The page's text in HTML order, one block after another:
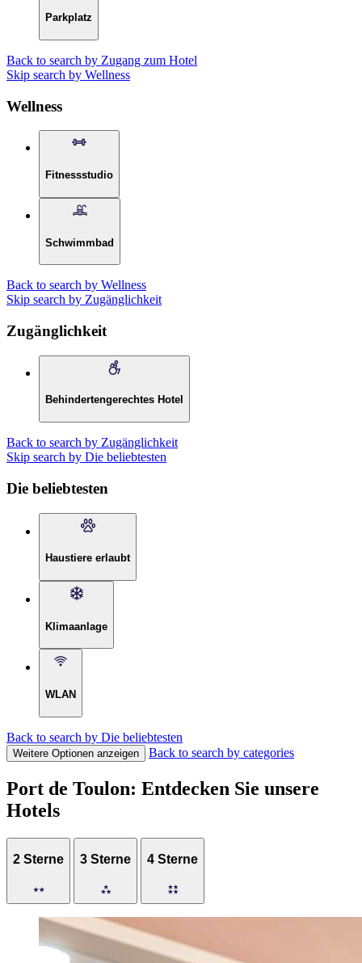
Parkplatz
Back to search by Zugang zum Hotel
Skip search by Wellness
Wellness
Fitnessstudio
Schwimmbad
Back to search by Wellness
Skip search by Zugänglichkeit
Zugänglichkeit
Behindertengerechtes Hotel
Back to search by Zugänglichkeit
Skip search by Die beliebtesten
Die beliebtesten
Haustiere erlaubt
Klimaanlage
WLAN
Back to search by Die beliebtesten
Weitere Optionen anzeigen Back to search by categories
Port de Toulon: Entdecken Sie unsere
Hotels
2 Sterne 3 Sterne 4 Sterne